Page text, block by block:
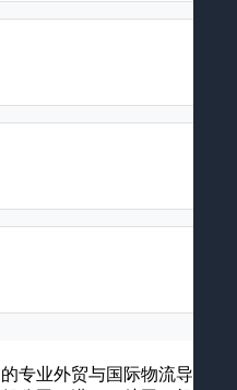
专业外贸与国际物流导航平